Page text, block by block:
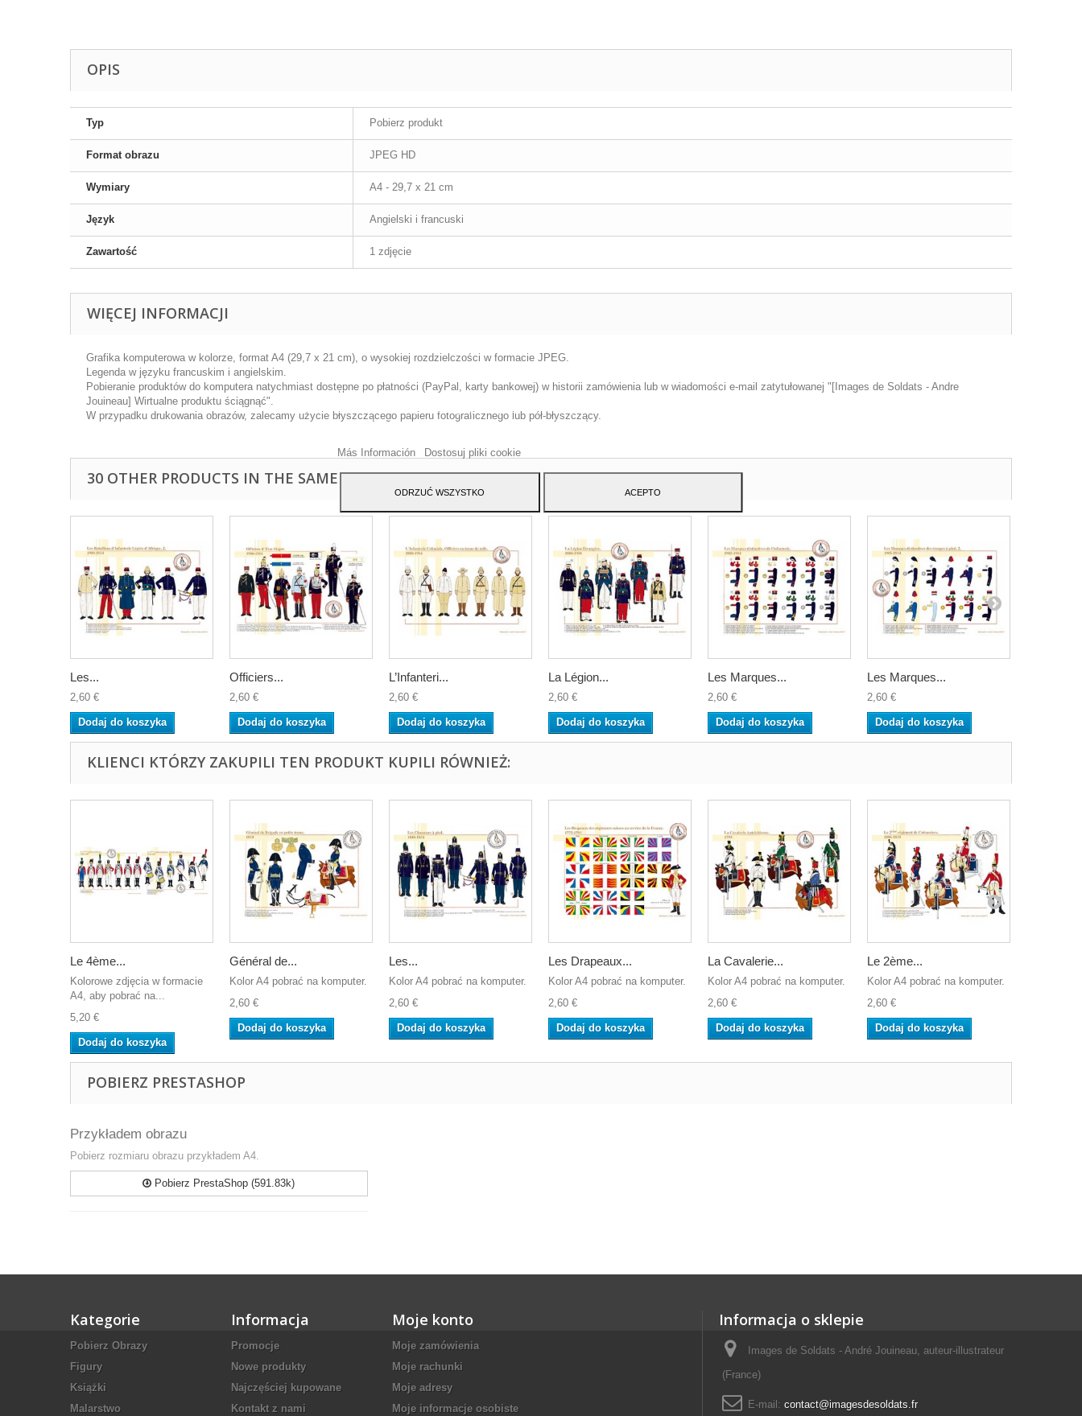
OPIS
Typ Pobierz produkt
Format obrazu JPEG HD
Wymiary A4 - 29,7 x 21 cm
Język Angielski i francuski
Zawartość 1 zdjęcie
WIĘCEJ INFORMACJI
Grafika komputerowa w kolorze, format A4 (29,7 x 21 cm), o wysokiej rozdzielczości w formacie JPEG.
Legenda w języku francuskim i angielskim.
Pobieranie produktów do komputera natychmiast dostępne po płatności (PayPal, karty bankowej) w historii zamówienia lub w wiadomości e-mail zatytułowanej "[Images de Soldats - Andre
Jouineau] Wirtualne produktu ściągnąć".
W przypadku drukowania obrazów, zalecamy użycie błyszczącego papieru fotograficznego lub pół-błyszczący.
30 OTHER PRODUCTS IN THE SAME CATEGORY:
Les...
2,60 €
Dodaj do koszyka
Officiers...
2,60 €
Dodaj do koszyka
L’Infanteri...
2,60 €
Dodaj do koszyka
La Légion...
2,60 €
Dodaj do koszyka
Les Marques...
2,60 €
Dodaj do koszyka
Les Marques...
2,60 €
Dodaj do koszyka
KLIENCI KTÓRZY ZAKUPILI TEN PRODUKT KUPILI RÓWNIEŻ:
Le 4ème...
Kolorowe zdjęcia w formacie
A4, aby pobrać na...
5,20 €
Dodaj do koszyka
Général de...
Kolor A4 pobrać na komputer.
2,60 €
Dodaj do koszyka
Les...
Kolor A4 pobrać na komputer.
2,60 €
Dodaj do koszyka
Les Drapeaux...
Kolor A4 pobrać na komputer.
2,60 €
Dodaj do koszyka
La Cavalerie...
Kolor A4 pobrać na komputer.
2,60 €
Dodaj do koszyka
Le 2ème...
Kolor A4 pobrać na komputer.
2,60 €
Dodaj do koszyka
POBIERZ PRESTASHOP
Przykładem obrazu
Pobierz rozmiaru obrazu przykładem A4.
Pobierz PrestaShop (591.83k)
Kategorie
Pobierz Obrazy
Figury
Książki
Malarstwo
Informacja
Promocje
Nowe produkty
Najczęściej kupowane
Kontakt z nami
Moje konto
Moje zamówienia
Moje rachunki
Moje adresy
Moje informacje osobiste
Informacja o sklepie
Images de Soldats - André Jouineau, auteur-illustrateur
(France)
E-mail: contact@imagesdesoldats.fr
Ta witryna korzysta z w?asnych plików cookie i plików cookie stron trzecich w celu
ulepszenia naszych us?ug i pokazywa? Ci reklamy zwi?zane z Twoimi preferencjami,
analizuj?c Twoje nawyki nawigacja. Aby wyrazi? zgod? na jego u?ycie, naci?nij
Más Información
Dostosuj pliki cookie
ODRZUĆ WSZYSTKO ACEPTO